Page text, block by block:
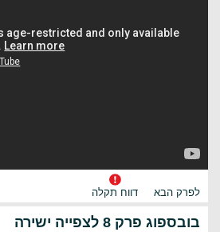
לפרק הבא דווח תקלה
בובספוג פרק 8 לצפייה ישירה